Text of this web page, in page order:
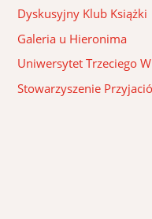
Dyskusyjny Klub Książki
Galeria u Hieronima
Uniwersytet Trzeciego
Stowarzyszenie